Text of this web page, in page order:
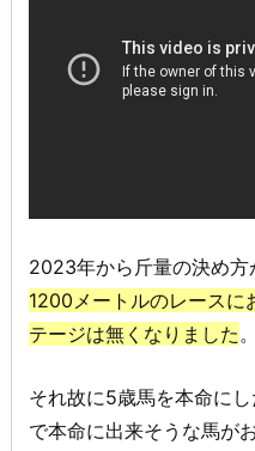
2023年から斤量の決め方
1200メートルのレースに
テージは無くなりました 。
それ故に5歳馬を本命に
で本命に出来そうな馬が